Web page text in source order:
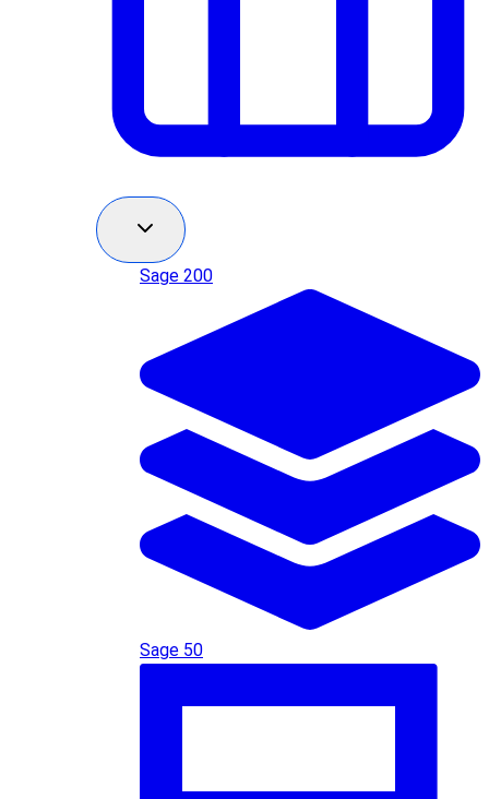
Sage 200
Sage 50